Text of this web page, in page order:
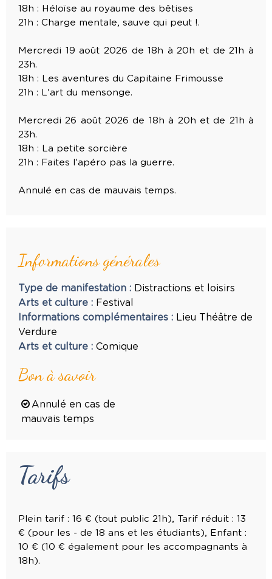
18h : Héloïse au royaume des bêtises
21h : Charge mentale, sauve qui peut !.
Mercredi 19 août 2026 de 18h à 20h et de 21h à
23h.
18h : Les aventures du Capitaine Frimousse
21h : L'art du mensonge.
Mercredi 26 août 2026 de 18h à 20h et de 21h à
23h.
18h : La petite sorcière
21h : Faites l'apéro pas la guerre.
Annulé en cas de mauvais temps.
Informations générales
Type de manifestation : Distractions et loisirs
Arts et culture : Festival
Informations complémentaires : Lieu Théâtre de
Verdure
Arts et culture : Comique
Bon à savoir
Annulé en cas de
mauvais temps
Tarifs
Plein tarif : 16 € (tout public 21h), Tarif réduit : 13
€ (pour les - de 18 ans et les étudiants), Enfant :
10 € (10 € également pour les accompagnants à
18h).